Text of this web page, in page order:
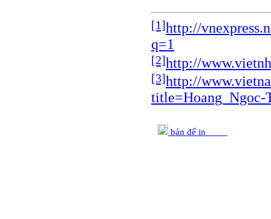
[1]http://
q=1
[2]http://
[3]http://
title=Hoang_Ngoc-
bản để in